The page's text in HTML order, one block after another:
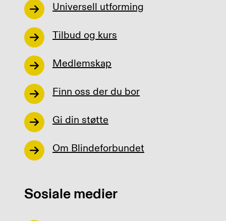
Universell utforming
Tilbud og kurs
Medlemskap
Finn oss der du bor
Gi din støtte
Om Blindeforbundet
Sosiale medier